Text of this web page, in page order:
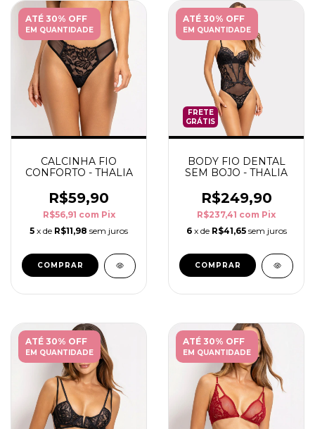
ATÉ 30% OFF
EM QUANTIDADE
CALCINHA FIO
CONFORTO - THALIA
R$59,90
R$56,91 com Pix
5 x de R$11,98 sem juros
COMPRAR
ATÉ 30% OFF
EM QUANTIDADE
FRETE
GRÁTIS
BODY FIO DENTAL
SEM BOJO - THALIA
R$249,90
R$237,41 com Pix
6 x de R$41,65 sem juros
COMPRAR
ATÉ 30% OFF
EM QUANTIDADE
ATÉ 30% OFF
EM QUANTIDADE